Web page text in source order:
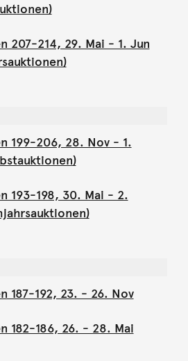
207-214, 29. Mai - 1. Jun
199-206, 28. Nov - 1.
193-198, 30. Mai - 2.
187-192, 23. - 26. Nov
182-186, 26. - 28. Mai